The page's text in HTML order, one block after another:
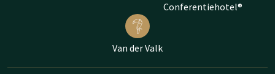
Conferentiehotel®
Van der Valk